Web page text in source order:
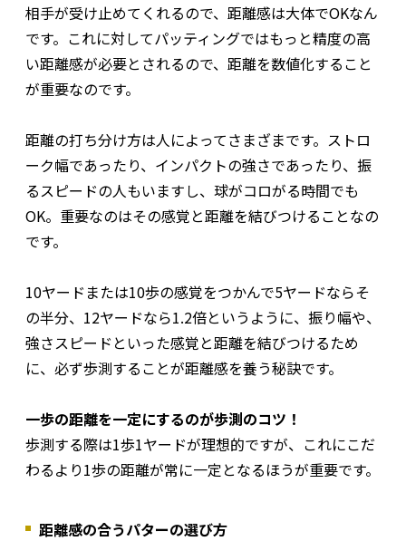
相手が受け止めてくれるので、距離感は大体でOKなん
です。これに対してパッティングではもっと精度の高
い距離感が必要とされるので、距離を数値化すること
が重要なのです。
距離の打ち分け方は人によってさまざまです。ストロ
ーク幅であったり、インパクトの強さであったり、振
るスピードの人もいますし、球がコロがる時間でも
OK。重要なのはその感覚と距離を結びつけることなの
です。
10ヤードまたは10歩の感覚をつかんで5ヤードならそ
の半分、12ヤードなら1.2倍というように、振り幅や、
強さスピードといった感覚と距離を結びつけるため
に、必ず歩測することが距離感を養う秘訣です。
一歩の距離を一定にするのが歩測のコツ！
歩測する際は1歩1ヤードが理想的ですが、これにこだ
わるより1歩の距離が常に一定となるほうが重要です。
距離感の合うパターの選び方